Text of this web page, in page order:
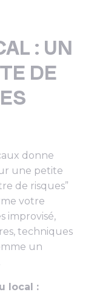
: UN
DE
donne
une petite
de risques”
votre
improvisé,
techniques
un
local :